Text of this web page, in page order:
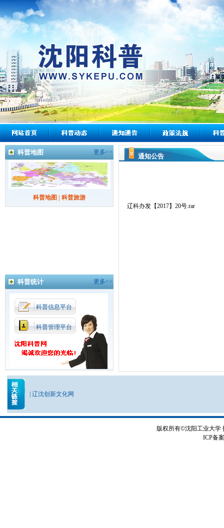
科普地图 更多>>
科普地图 科普旅游
科普统计 更多>>
科普信息平台
科普管理平台
通知公告
辽科办发【2017】20号.rar
辽沈创新文化网
版权所有©沈阳工业大学
ICP备